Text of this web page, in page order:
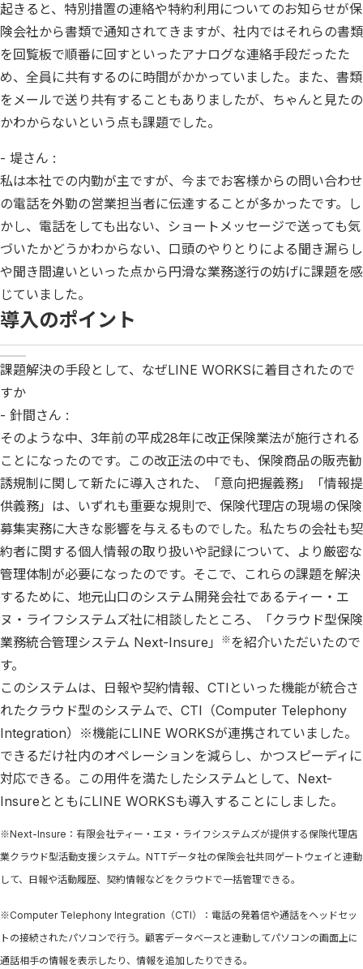
起きると、特別措置の連絡や特約利用についてのお知らせが保
険会社から書類で通知されてきますが、社内ではそれらの書類
を回覧板で順番に回すといったアナログな連絡手段だったた
め、全員に共有するのに時間がかかっていました。また、書類
をメールで送り共有することもありましたが、ちゃんと見たの
かわからないという点も課題でした。
- 堤さん :
私は本社での内勤が主ですが、今までお客様からの問い合わせ
の電話を外勤の営業担当者に伝達することが多かったです。し
かし、電話をしても出ない、ショートメッセージで送っても気
づいたかどうかわからない、口頭のやりとりによる聞き漏らし
や聞き間違いといった点から円滑な業務遂行の妨げに課題を感
じていました。
導入のポイント
課題解決の手段として、なぜLINE WORKSに着目されたので
すか
- 針間さん :
そのような中、3年前の平成28年に改正保険業法が施行される
ことになったのです。この改正法の中でも、保険商品の販売勧
誘規制に関して新たに導入された、「意向把握義務」「情報提
供義務」は、いずれも重要な規則で、保険代理店の現場の保険
募集実務に大きな影響を与えるものでした。私たちの会社も契
約者に関する個人情報の取り扱いや記録について、より厳密な
管理体制が必要になったのです。そこで、これらの課題を解決
するために、地元山口のシステム開発会社であるティー・エ
ヌ・ライフシステムズ社に相談したところ、「クラウド型保険
業務統合管理システム Next-Insure」
※を紹介いただいたので
す。
このシステムは、日報や契約情報、CTIといった機能が統合さ
れたクラウド型のシステムで、CTI（Computer Telephony
Integration） ※機能にLINE WORKSが連携されていました。
できるだけ社内のオペレーションを減らし、かつスピーディに
対応できる。この用件を満たしたシステムとして、Next-
InsureとともにLINE WORKSも導入することにしました。
※Next-Insure：有限会社ティー・エヌ・ライフシステムズが提供する保険代理店
業クラウド型活動支援システム。NTTデータ社の保険会社共同ゲートウェイと連動
して、日報や活動履歴、契約情報などをクラウドで一括管理できる。
※Computer Telephony Integration（CTI）：電話の発着信や通話をヘッドセッ
トの接続されたパソコンで行う。顧客データベースと連動してパソコンの画面上に
通話相手の情報を表示したり、情報を追加したりできる。